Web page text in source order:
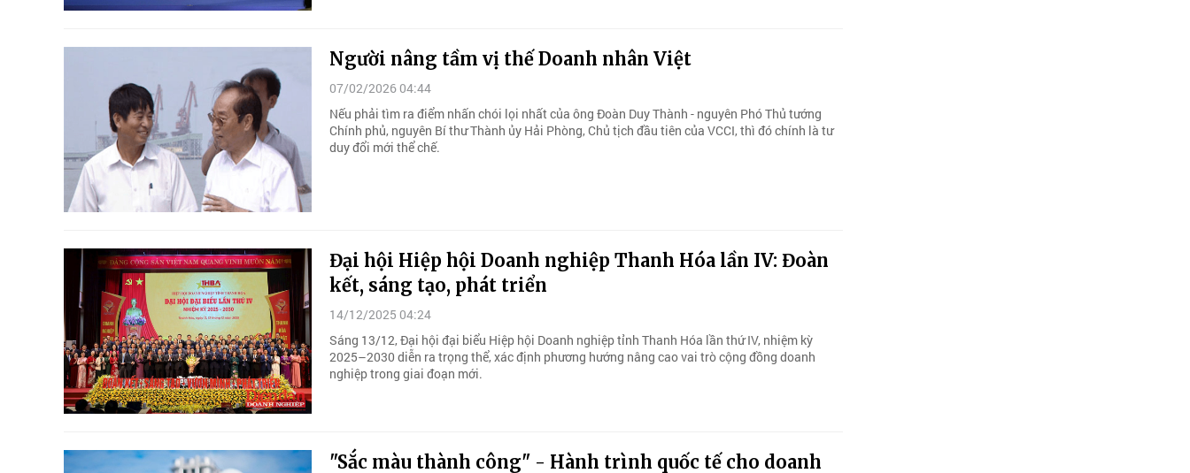
Người nâng tầm vị thế Doanh nhân Việt
07/02/2026 04:44
Nếu phải tìm ra điểm nhấn chói lọi nhất của ông Đoàn Duy Thành - nguyên Phó Thủ tướng
Chính phủ, nguyên Bí thư Thành ủy Hải Phòng, Chủ tịch đầu tiên của VCCI, thì đó chính là tư
duy đổi mới thể chế.
Đại hội Hiệp hội Doanh nghiệp Thanh Hóa lần IV: Đoàn
kết, sáng tạo, phát triển
14/12/2025 04:24
Sáng 13/12, Đại hội đại biểu Hiệp hội Doanh nghiệp tỉnh Thanh Hóa lần thứ IV, nhiệm kỳ
2025–2030 diễn ra trọng thể, xác định phương hướng nâng cao vai trò cộng đồng doanh
nghiệp trong giai đoạn mới.
"Sắc màu thành công" - Hành trình quốc tế cho doanh